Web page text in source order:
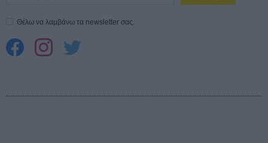
Θέλω να λαμβάνω τα newsletter σας.